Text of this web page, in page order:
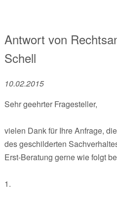
Antwort von
Schell
10.02.2015
Sehr geehrter Fragesteller,
vielen Dank für Ihre Anfrage,
des geschilderten
Erst-Beratung gerne wie folgt
1.